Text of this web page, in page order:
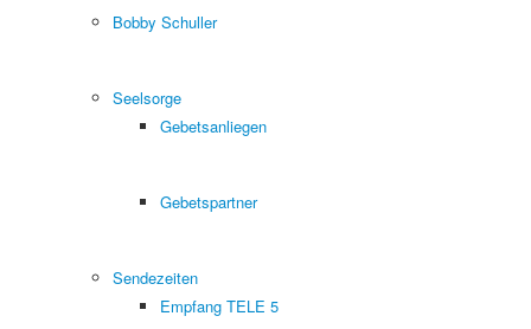
Bobby Schuller
Seelsorge
Gebetsanliegen
Gebetspartner
Sendezeiten
Empfang TELE 5